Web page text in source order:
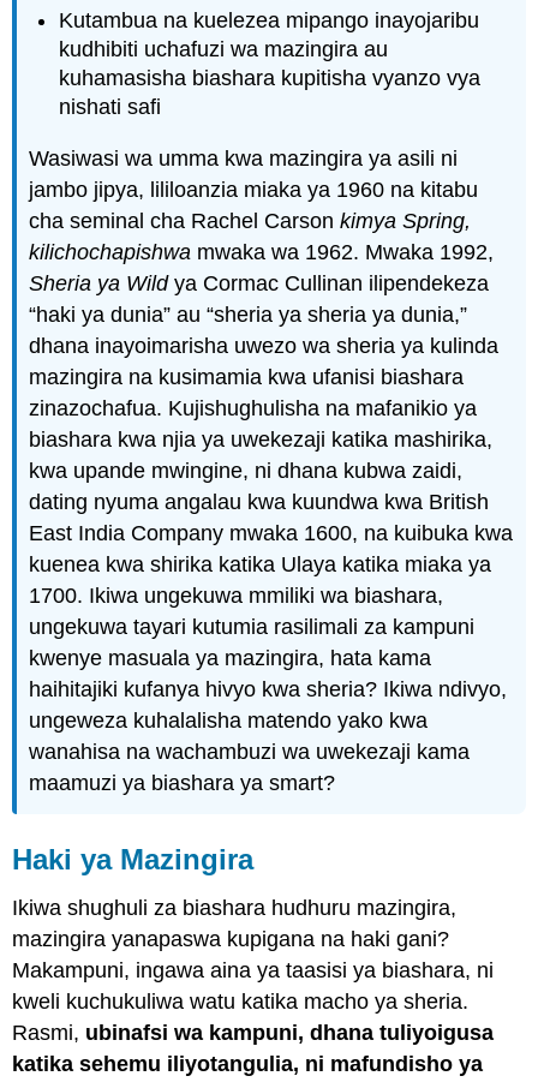
Kutambua na kuelezea mipango inayojaribu
kudhibiti uchafuzi wa mazingira au
kuhamasisha biashara kupitisha vyanzo vya
nishati safi
Wasiwasi wa umma kwa mazingira ya asili ni
jambo jipya, lililoanzia miaka ya 1960 na kitabu
cha seminal cha Rachel Carsonkimya Spring,
kilichochapishwa mwaka wa 1962. Mwaka 1992,
Sheria ya Wildya Cormac Cullinan ilipendekeza
“haki ya dunia” au “sheria ya sheria ya dunia,”
dhana inayoimarisha uwezo wa sheria ya kulinda
mazingira na kusimamia kwa ufanisi biashara
zinazochafua. Kujishughulisha na mafanikio ya
biashara kwa njia ya uwekezaji katika mashirika,
kwa upande mwingine, ni dhana kubwa zaidi,
dating nyuma angalau kwa kuundwa kwa British
East India Company mwaka 1600, na kuibuka kwa
kuenea kwa shirika katika Ulaya katika miaka ya
1700. Ikiwa ungekuwa mmiliki wa biashara,
ungekuwa tayari kutumia rasilimali za kampuni
kwenye masuala ya mazingira, hata kama
haihitajiki kufanya hivyo kwa sheria? Ikiwa ndivyo,
ungeweza kuhalalisha matendo yako kwa
wanahisa na wachambuzi wa uwekezaji kama
maamuzi ya biashara ya smart?
Haki ya Mazingira
Ikiwa shughuli za biashara hudhuru mazingira,
mazingira yanapaswa kupigana na haki gani?
Makampuni, ingawa aina ya taasisi ya biashara, ni
kweli kuchukuliwa watu katika macho ya sheria.
Rasmi, ubinafsi wa kampuni, dhana tuliyoigusa
katika sehemu iliyotangulia, ni mafundisho ya